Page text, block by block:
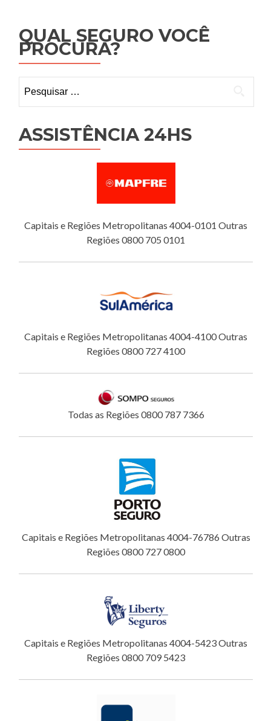
QUAL SEGURO VOCÊ
PROCURA?
por:
ASSISTÊNCIA 24HS
Capitais e Regiões Metropolitanas 4004-0101 Outras
Regiões 0800 705 0101
Capitais e Regiões Metropolitanas 4004-4100 Outras
Regiões 0800 727 4100
Todas as Regiões 0800 787 7366
Capitais e Regiões Metropolitanas 4004-76786 Outras
Regiões 0800 727 0800
Capitais e Regiões Metropolitanas 4004-5423 Outras
Regiões 0800 709 5423